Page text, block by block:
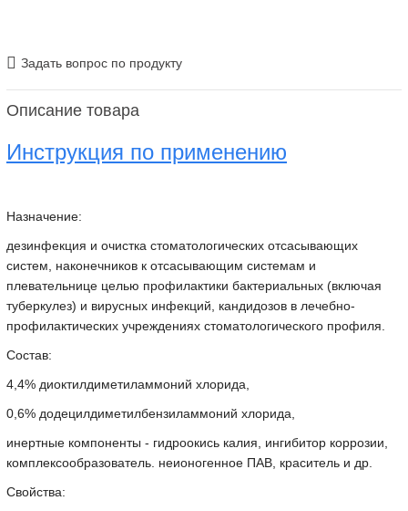
Задать вопрос по продукту
Описание товара
Инструкция по применению
Назначение:
дезинфекция и очистка стоматологических отсасывающих
систем, наконечников к отсасывающим системам и
плевательнице целью профилактики бактериальных (включая
туберкулез) и вирусных инфекций, кандидозов в лечебно-
профилактических учреждениях стоматологического профиля.
Состав:
4,4% диоктилдиметиламмоний хлорида,
0,6% додецилдиметилбензиламмоний хлорида,
инертные компоненты - гидроокись калия, ингибитор коррозии,
комплексообразователь. неионогенное ПАВ, краситель и др.
Свойства: